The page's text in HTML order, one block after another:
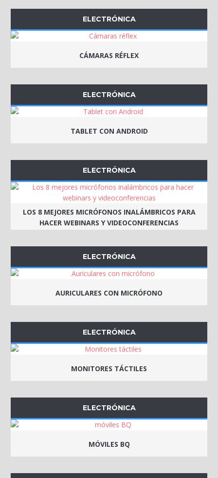
ELECTRÓNICA
CÁMARAS RÉFLEX
ELECTRÓNICA
TABLET CON ANDROID
ELECTRÓNICA
LOS 8 MEJORES MICRÓFONOS INALÁMBRICOS PARA
HACER WEBINARS Y VIDEOCONFERENCIAS
ELECTRÓNICA
AURICULARES CON MICRÓFONO
ELECTRÓNICA
MONITORES TÁCTILES
ELECTRÓNICA
MÓVILES BQ